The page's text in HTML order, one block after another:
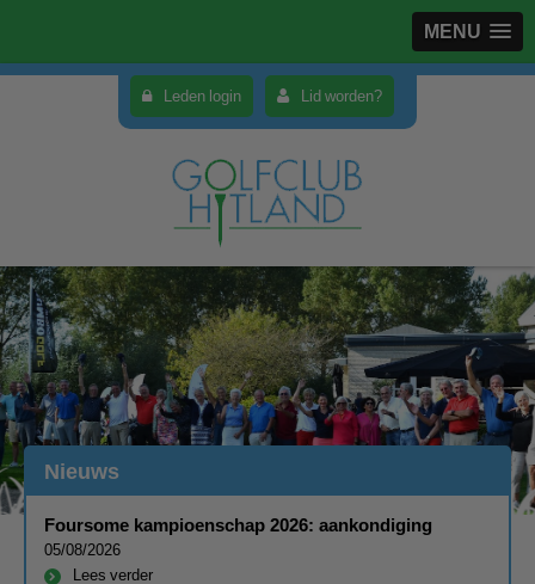
MENU
Leden login Lid worden?
Nieuws
Foursome kampioenschap 2026: aankondiging
05/08/2026
Lees verder